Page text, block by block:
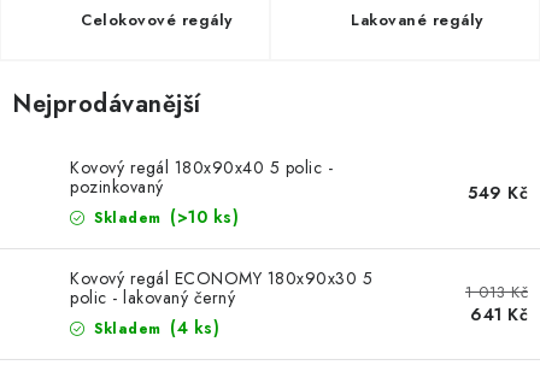
KONTAKTY
BLOG
Kontakty Hodnocení obchodu
Odstoupení od kupní smlouvy
Často kladené dotazy
Celokovové regály Lakované regály
Nejprodávanější
Kovový regál 180x90x40 5 polic -
pozinkovaný
Skladem (>10 ks)
549 Kč
Kovový regál ECONOMY 180x90x30 5
polic - lakovaný černý
Skladem (4 ks)
1 013 Kč
641 Kč